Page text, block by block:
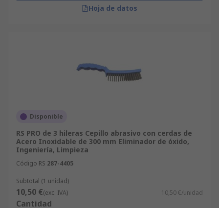
Hoja de datos
Disponible
RS PRO de 3 hileras Cepillo abrasivo con cerdas de
Acero Inoxidable de 300 mm Eliminador de óxido,
Ingeniería, Limpieza
Código RS 287-4405
Subtotal (1 unidad)
10,50 €(exc. IVA) 10,50 €/unidad
Cantidad